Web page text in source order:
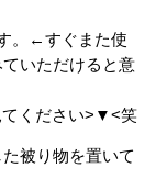
。←すぐまた使
いただけると意
てください>▼<笑
被り物を置いて